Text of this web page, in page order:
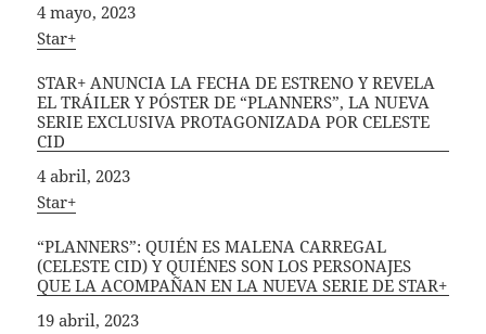
Fecha
4 mayo, 2023
In relation to
Star+
STAR+ ANUNCIA LA FECHA DE ESTRENO Y REVELA
EL TRÁILER Y PÓSTER DE “PLANNERS”, LA NUEVA
SERIE EXCLUSIVA PROTAGONIZADA POR CELESTE
CID
Fecha
4 abril, 2023
In relation to
Star+
“PLANNERS”: QUIÉN ES MALENA CARREGAL
(CELESTE CID) Y QUIÉNES SON LOS PERSONAJES
QUE LA ACOMPAÑAN EN LA NUEVA SERIE DE STAR+
Fecha
19 abril, 2023